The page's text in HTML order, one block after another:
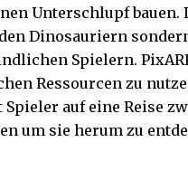
Unterschlupf
Dinosauriern
Spielern.
Ressourcen zu
auf eine Reise
um sie herum zu